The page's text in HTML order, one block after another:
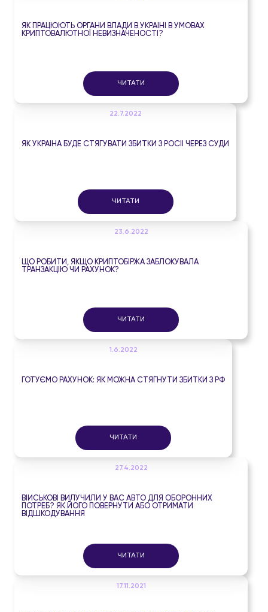
ЯК ПРАЦЮЮТЬ ОРГАНИ ВЛАДИ В УКРАЇНІ В УМОВАХ
КРИПТОВАЛЮТНОЇ НЕВИЗНАЧЕНОСТІ?
ЧИТАТИ
22.7.2022
ЯК УКРАЇНА БУДЕ СТЯГУВАТИ ЗБИТКИ З РОСІЇ ЧЕРЕЗ СУДИ
ЧИТАТИ
23.6.2022
ЩО РОБИТИ, ЯКЩО КРИПТОБІРЖА ЗАБЛОКУВАЛА
ТРАНЗАКЦІЮ ЧИ РАХУНОК?
ЧИТАТИ
1.6.2022
ГОТУЄМО РАХУНОК: ЯК МОЖНА СТЯГНУТИ ЗБИТКИ З РФ
ЧИТАТИ
27.4.2022
ВІЙСЬКОВІ ВИЛУЧИЛИ У ВАС АВТО ДЛЯ ОБОРОННИХ
ПОТРЕБ? ЯК ЙОГО ПОВЕРНУТИ АБО ОТРИМАТИ
ВІДШКОДУВАННЯ
ЧИТАТИ
17.11.2021